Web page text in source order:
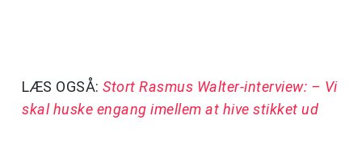
LÆS OGSÅ: Stort Rasmus Walter-interview: – Vi
skal huske engang imellem at hive stikket ud